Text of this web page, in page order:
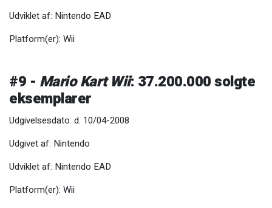
Udviklet af: Nintendo EAD
Platform(er): Wii
#9 - Mario Kart Wii: 37.200.000 solgte
eksemplarer
Udgivelsesdato: d. 10/04-2008
Udgivet af: Nintendo
Udviklet af: Nintendo EAD
Platform(er): Wii